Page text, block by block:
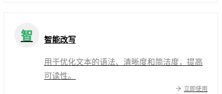
智 智能改写
用于优化文本的语法、清晰度和简洁度，提高
可读性。
立即使用